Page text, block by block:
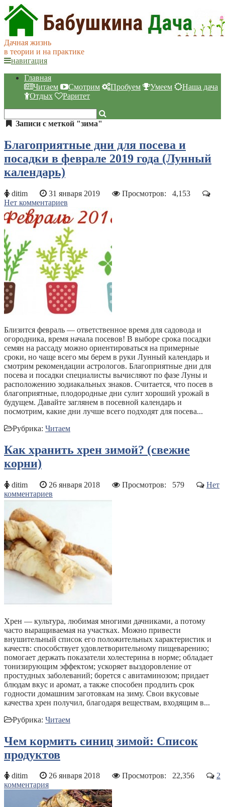
Дачная жизнь
в теории и на практике
навигация
Главная
Читаем
Смотрим Пробуем Умеем
Наша дача
Отдых
Раритет
Записи с меткой "зима"
Благоприятные дни для посева и
посадки в феврале 2019 года (Лунный
календарь)
ditim 31 января 2019 Просмотров: 4,153
Нет комментариев
Близится февраль — ответственное время для садовода и
огородника, время начала посевов! В выборе срока посадки
семян на рассаду можно ориентироваться на примерные
сроки, но чаще всего мы берем в руки Лунный календарь и
смотрим рекомендации астрологов. Благоприятные дни для
посева и посадки специалисты вычисляют по фазе Луны и
расположению зодиакальных знаков. Считается, что посев в
благоприятные, плодородные дни сулит хороший урожай в
будущем. Давайте заглянем в посевной календарь и
посмотрим, какие дни лучше всего подходят для посева...
Рубрика: Читаем
Как хранить хрен зимой? (свежие
корни)
ditim 26 января 2018 Просмотров: 579
Нет
комментариев
Хрен — культура, любимая многими дачниками, а потому
часто выращиваемая на участках. Можно привести
внушительный список его положительных характеристик и
качеств: способствует удовлетворительному пищеварению;
помогает держать показатели холестерина в норме; обладает
тонизирующим эффектом; ускоряет выздоровление от
простудных заболеваний; борется с авитаминозом; придает
блюдам вкус и аромат, а также способен продлить срок
годности домашним заготовкам на зиму. Свои вкусовые
качества хрен получил, благодаря веществам, входящим в...
Рубрика: Читаем
Чем кормить синиц зимой: Список
продуктов
ditim 26 января 2018 Просмотров: 22,356
2
комментария